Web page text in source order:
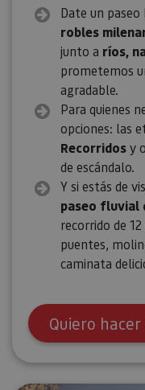
Date un
robles
junto a ríos,
prometemos
agradable.
Para quienes
opciones: las
Recorridosy o
de escándalo.
Y si estás de
paseo fluvial
recorrido de
puentes,
caminata
Quiero